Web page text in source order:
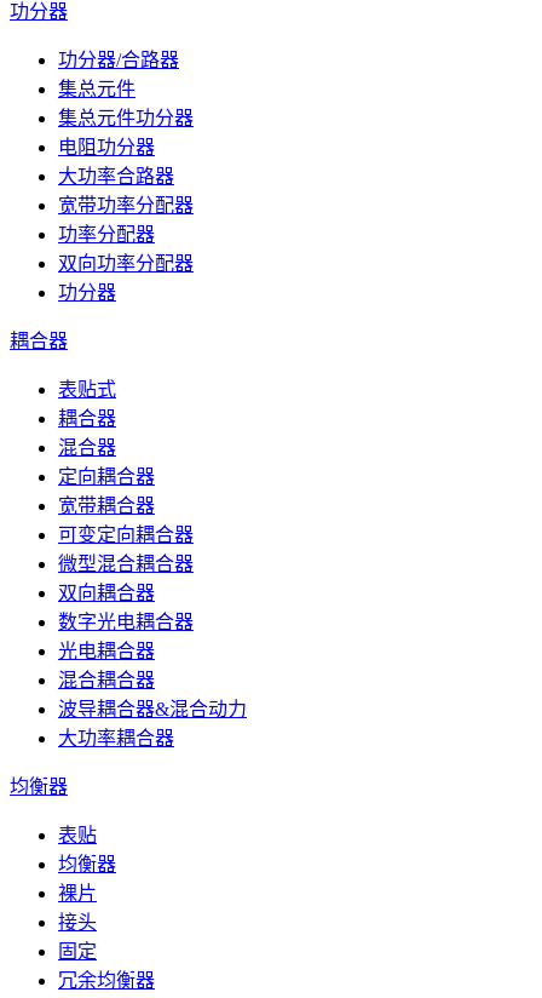
功分器
功分器/合路器
集总元件
集总元件功分器
电阻功分器
大功率合路器
宽带功率分配器
功率分配器
双向功率分配器
功分器
耦合器
表贴式
耦合器
混合器
定向耦合器
宽带耦合器
可变定向耦合器
微型混合耦合器
双向耦合器
数字光电耦合器
光电耦合器
混合耦合器
波导耦合器&混合动力
大功率耦合器
均衡器
表贴
均衡器
裸片
接头
固定
冗余均衡器